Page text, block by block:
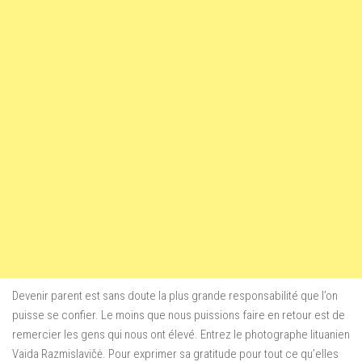
Devenir parent est sans doute la plus grande responsabilité que l’on
puisse se confier. Le moins que nous puissions faire en retour est de
remercier les gens qui nous ont élevé. Entrez le photographe lituanien
Vaida Razmislavičė. Pour exprimer sa gratitude pour tout ce qu’elles